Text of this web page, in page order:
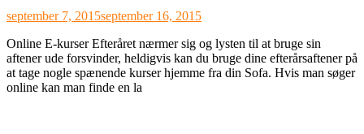
september 7, 2015september 16, 2015
Online E-kurser Efteråret nærmer sig og lysten til at bruge sin
aftener ude forsvinder, heldigvis kan du bruge dine efterårsaftener på
at tage nogle spænende kurser hjemme fra din Sofa. Hvis man søger
online kan man finde en la